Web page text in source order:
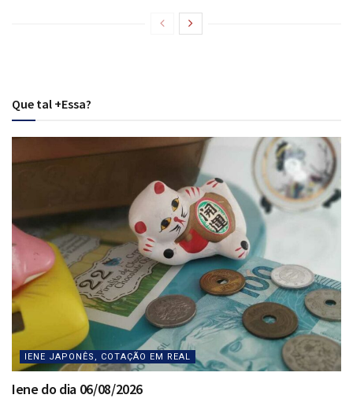
Que tal +Essa?
IENE JAPONÊS, COTAÇÃO EM REAL
Iene do dia 06/08/2026